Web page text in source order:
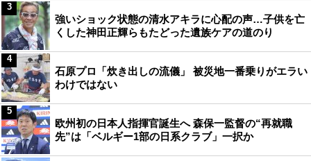
強いショック状態の清水アキラに心配の声…子供を亡
くした神田正輝らもたどった遺族ケアの道のり
3
石原プロ「炊き出しの流儀」 被災地一番乗りがエラい
わけではない
4
欧州初の日本人指揮官誕生へ 森保一監督の“再就職
先”は「ベルギー1部の日系クラブ」一択か
5